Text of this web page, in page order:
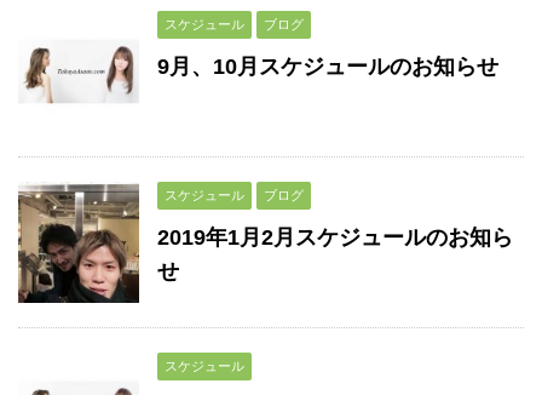
スケジュール ブログ
9月、10月スケジュールのお知らせ
スケジュール ブログ
2019年1月2月スケジュールのお知ら
せ
スケジュール